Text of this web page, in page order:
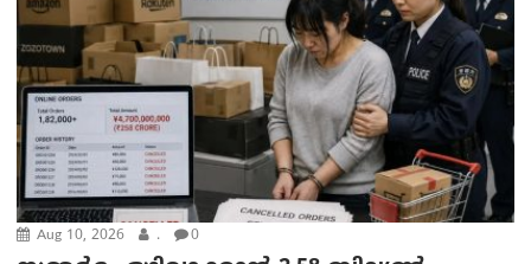
Aug 10, 2026 . 0